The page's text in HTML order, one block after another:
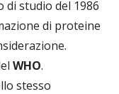
di studio del 1986
di proteine
WHO.
stesso